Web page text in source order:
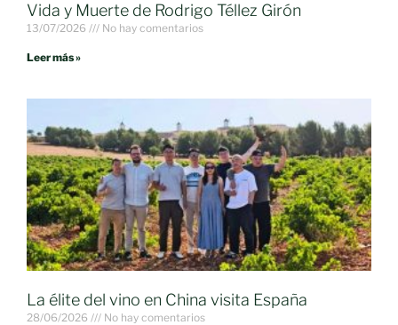
Vida y Muerte de Rodrigo Téllez Girón
13/07/2026 No hay comentarios
Leer más »
La élite del vino en China visita España
28/06/2026 No hay comentarios